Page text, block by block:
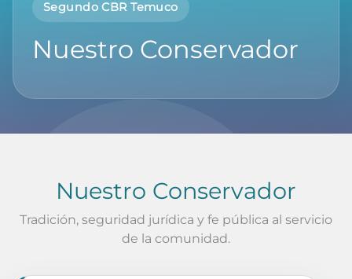
Segundo CBR Temuco
Nuestro Conservador
Nuestro Conservador
Tradición, seguridad jurídica y fe pública al servicio
de la comunidad.